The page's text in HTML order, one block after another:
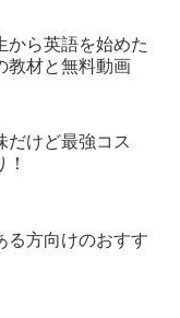
から英語を始めた
教材と無料動画
だけど最強コス
る方向けのおすす